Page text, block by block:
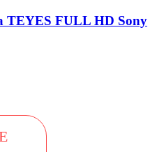
TEYES FULL HD Sony